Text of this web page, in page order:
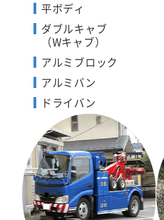
平ボディ
ダブルキャブ
（Wキャブ）
アルミブロック
アルミバン
ドライバン